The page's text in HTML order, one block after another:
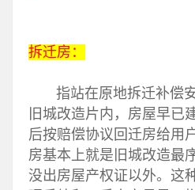
拆迁房：
指站在原地拆迁补偿安
旧城改造片内，房屋早已
后按赔偿协议回迁房给用
房基本上就是旧城改造最
没出房屋产权证以外。这